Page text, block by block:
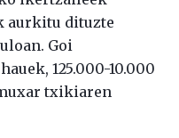
aurkitu dituzte
Goi
125.000-10.000
txikiaren